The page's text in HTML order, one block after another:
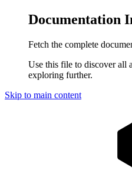
Documentation
Fetch the complete
Use this file to discover all
exploring further.
Skip to main content